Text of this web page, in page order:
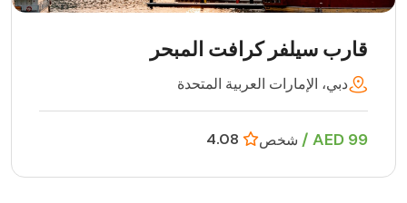
قارب سيلفر كرافت المبحر
دبي، الإمارات العربية المتحدة
99 AED / شخص